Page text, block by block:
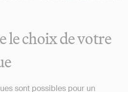
le choix de votre
sont possibles pour un